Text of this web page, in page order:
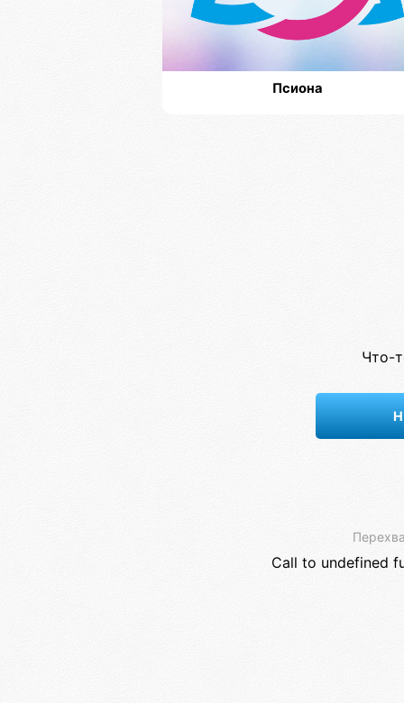
Псиона
Что-
Call to undefined